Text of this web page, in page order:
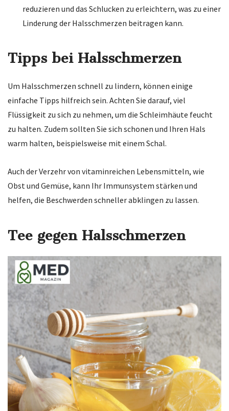
reduzieren und das Schlucken zu erleichtern, was zu einer
Linderung der Halsschmerzen beitragen kann.
Tipps bei Halsschmerzen
Um Halsschmerzen schnell zu lindern, können einige
einfache Tipps hilfreich sein. Achten Sie darauf, viel
Flüssigkeit zu sich zu nehmen, um die Schleimhäute feucht
zu halten. Zudem sollten Sie sich schonen und Ihren Hals
warm halten, beispielsweise mit einem Schal.
Auch der Verzehr von vitaminreichen Lebensmitteln, wie
Obst und Gemüse, kann Ihr Immunsystem stärken und
helfen, die Beschwerden schneller abklingen zu lassen.
Tee gegen Halsschmerzen